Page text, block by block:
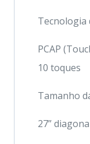
Tecnologia
PCAP
10 toques
Tamanho
27”